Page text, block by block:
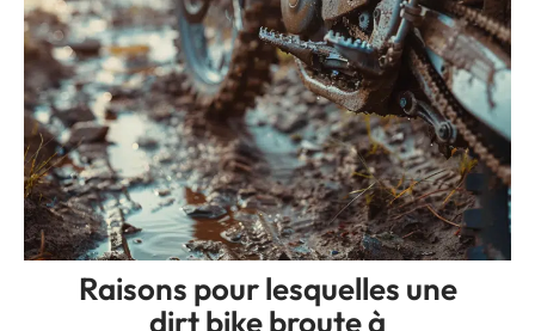
Raisons pour lesquelles une
dirt bike broute à